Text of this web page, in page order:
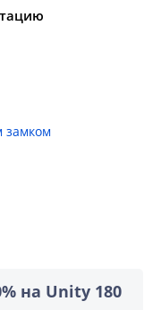
замком
на Unity 180